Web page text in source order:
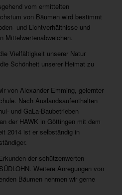
vom ermittelten
von Bäumen wird bestimmt
und Lichtverhältnisse und
Mittelwertenabweichen.
Vielfältigkeit unserer Natur
Schönheit unserer Heimat zu
von Alexander Emming, gelernter
Nach Auslandsaufenthalten
und GaLa-Baubetrieben
der HAWK in Göttingen mit dem
2014 ist er selbständig in
der schützenwerten
Weitere Anregungen von
Bäumen nehmen wir gerne